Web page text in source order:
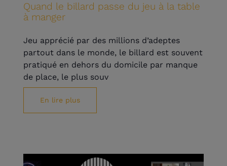
Quand le billard passe du jeu à la table
à manger
Jeu apprécié par des millions d’adeptes
partout dans le monde, le billard est souvent
pratiqué en dehors du domicile par manque
de place, le plus souv
En lire plus